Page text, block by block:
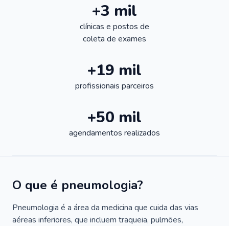
+3 mil
clínicas e postos de
coleta de exames
+19 mil
profissionais parceiros
+50 mil
agendamentos realizados
O que é pneumologia?
Pneumologia é a área da medicina que cuida das vias
aéreas inferiores, que incluem traqueia, pulmões,